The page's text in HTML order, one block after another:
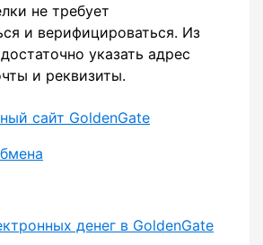
не требует
и верифицироваться. Из
указать адрес
и реквизиты.
сайт GoldenGate
денег в GoldenGate